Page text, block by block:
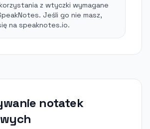
z wtyczki wymagane
Jeśli go nie masz,
na speaknotes.io.
notatek